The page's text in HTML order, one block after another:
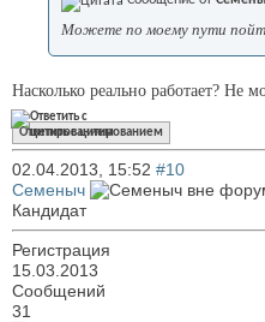
Можете по моему пути
Насколько реально работает? Не
Ответить с цитированием
02.04.2013, 15:52 #10
Семеныч
Кандидат
Регистрация
15.03.2013
Сообщений
31